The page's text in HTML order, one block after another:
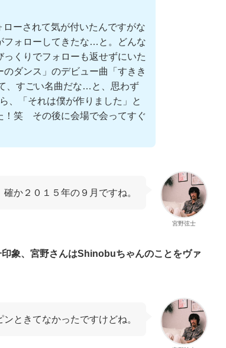
ーされて気が付いたんですがな
フォローしてきたな…と。どんな
くりでフォローも返せずにいた
ダンス」のデビュー曲「すきき
、すごい名曲だな…と、思わず
、「それは僕が作りました」と
！笑 その後に会場で会ってすぐ
宮野弦士
確か２０１５年の９月ですね。
象、宮野さんはShinobuちゃんのことをヴァ
ンときてなかったですけどね。